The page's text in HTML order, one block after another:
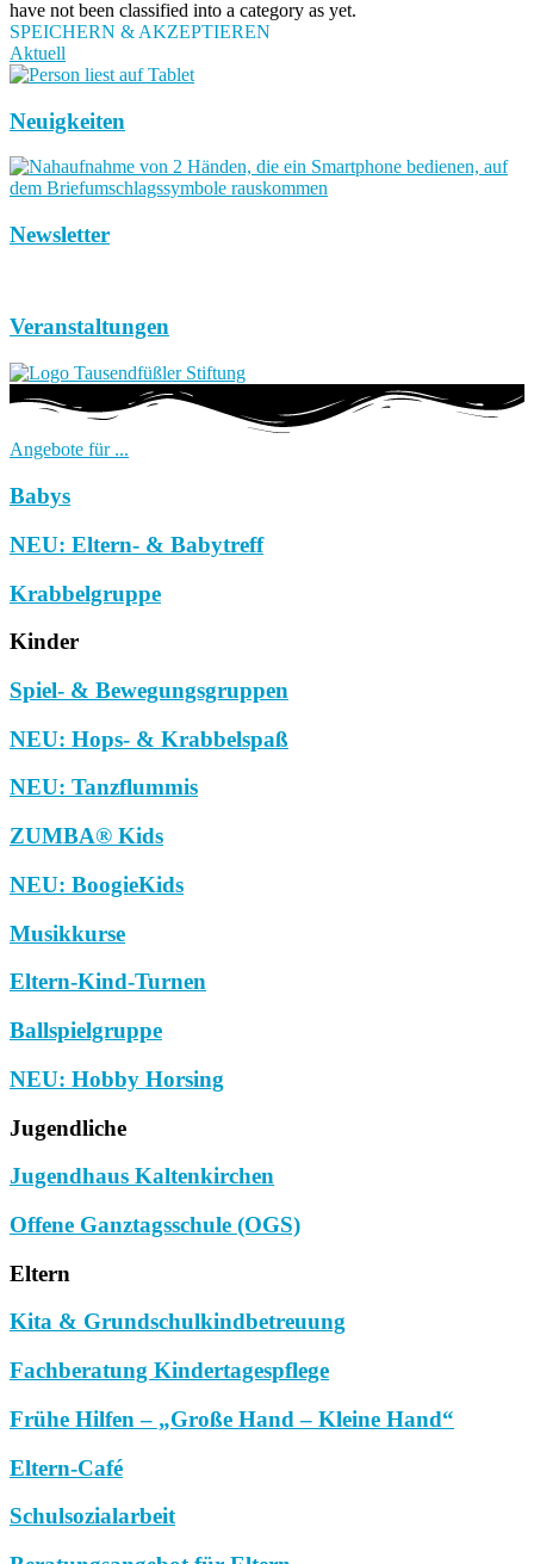
have not been classified into a category as yet.
SPEICHERN & AKZEPTIEREN
Aktuell
Neuigkeiten
Newsletter
Veranstaltungen
Angebote für ...
Babys
NEU: Eltern- & Babytreff
Krabbelgruppe
Kinder
Spiel- & Bewegungsgruppen
NEU: Hops- & Krabbelspaß
NEU: Tanzflummis
ZUMBA® Kids
NEU: BoogieKids
Musikkurse
Eltern-Kind-Turnen
Ballspielgruppe
NEU: Hobby Horsing
Jugendliche
Jugendhaus Kaltenkirchen
Offene Ganztagsschule (OGS)
Eltern
Kita & Grundschulkindbetreuung
Fachberatung Kindertagespflege
Frühe Hilfen – „Große Hand – Kleine Hand“
Eltern-Café
Schulsozialarbeit